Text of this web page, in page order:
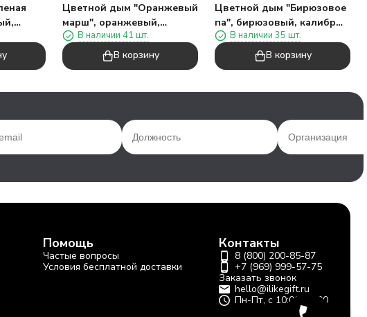
Цветной дым "Оранжевый
марш", оранжевый,
калибр 135", 40сек, 11,5см)
В наличии 41 шт.
В корзину
Цветной дым "Бирюзовое
па", бирюзовый, калибр
135", 40сек, 11,5см)
В наличии 35 шт.
В корзину
Помощь
Частые вопросы
Условия бесплатной доставки
Контакты
8 (800) 200-85-87
+7 (969) 999-57-75
Заказать звонок
hello@ilikegift.ru
Пн-Пт, с 10:00-19:00